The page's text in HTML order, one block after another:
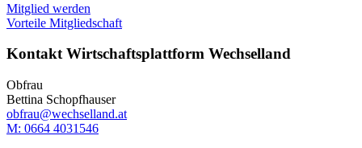
Mitglied werden
Vorteile Mitgliedschaft
Kontakt Wirtschaftsplattform Wechselland
Obfrau
Bettina Schopfhauser
obfrau@wechselland.at
M: 0664 4031546